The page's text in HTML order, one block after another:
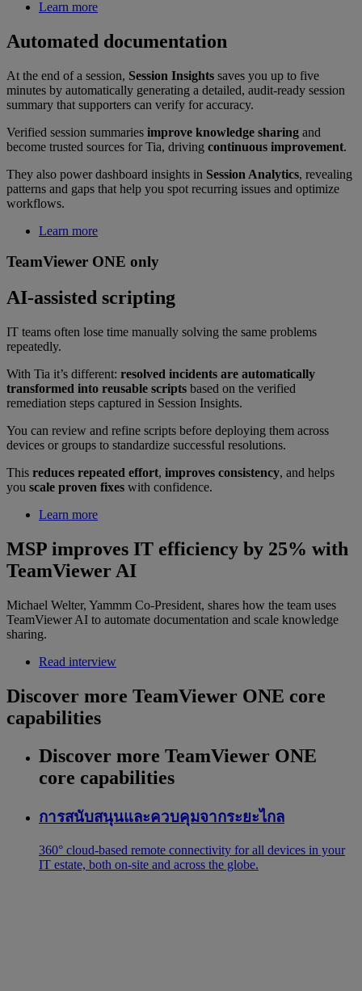
Learn more
Automated documentation
At the end of a session, Session Insights saves you up to five
minutes by automatically generating a detailed, audit-ready session
summary that supporters can verify for accuracy.
Verified session summaries improve knowledge sharing and
become trusted sources for Tia, driving continuous improvement.
They also power dashboard insights in Session Analytics, revealing
patterns and gaps that help you spot recurring issues and optimize
workflows.
Learn more
TeamViewer ONE only
AI-assisted scripting
IT teams often lose time manually solving the same problems
repeatedly.
With Tia it’s different: resolved incidents are automatically
transformed into reusable scripts based on the verified
remediation steps captured in Session Insights.
You can review and refine scripts before deploying them across
devices or groups to standardize successful resolutions.
This reduces repeated effort, improves consistency, and helps
you scale proven fixes with confidence.
Learn more
MSP improves IT efficiency by 25% with
TeamViewer AI
Michael Welter, Yammm Co-President, shares how the team uses
TeamViewer AI to automate documentation and scale knowledge
sharing.
Read interview
Discover more TeamViewer ONE core
capabilities
Discover more TeamViewer ONE
core capabilities
การสนับสนุนและควบคุมจากระยะไกล
360° cloud-based remote connectivity for all devices in your
IT estate, both on-site and across the globe.